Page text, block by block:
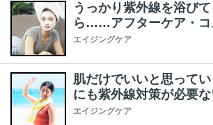
うっかり紫外線を浴び
ら……アフターケア・コ
エイジングケア
肌だけでいいと思って
にも紫外線対策が必要
エイジングケア